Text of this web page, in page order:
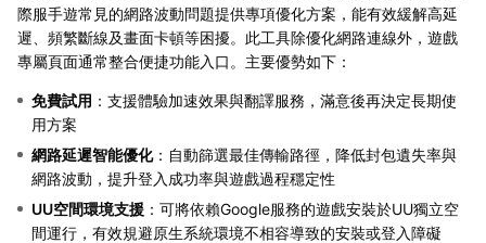
際服手遊常見的網路波動問題提供專項優化方案，能有效緩解高延
遲、頻繁斷線及畫面卡頓等困擾。此工具除優化網路連線外，遊戲
專屬頁面通常整合便捷功能入口。主要優勢如下：
免費試用 ：支援體驗加速效果與翻譯服務，滿意後再決定長期使
用方案
網路延遲智能優化：自動篩選最佳傳輸路徑，降低封包遺失率與
網路波動，提升登入成功率與遊戲過程穩定性
UU空間環境支援 ：可將依賴Google服務的遊戲安裝於UU獨立空
間運行，有效規避原生系統環境不相容導致的安裝或登入障礙